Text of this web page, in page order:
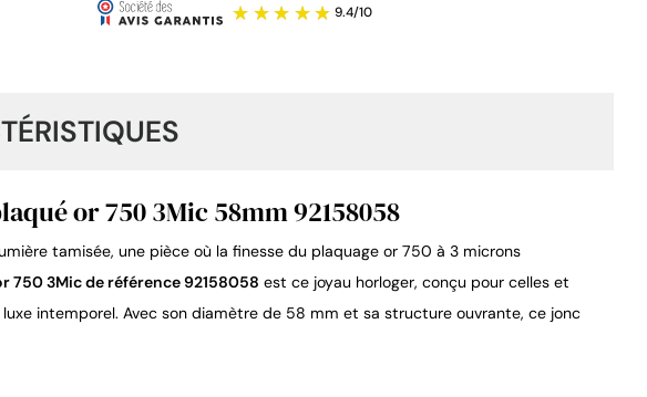
9.4/
or 750 3Mic 58mm 92158058
tamisée, une pièce où la finesse du plaquage or 750 à 3 microns
750 3Mic de référence 92158058 est ce joyau horloger, conçu pour celles et
intemporel. Avec son diamètre de 58 mm et sa structure ouvrante, ce jonc